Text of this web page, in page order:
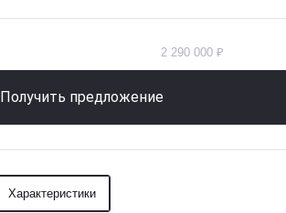
2 290 000 ₽
Получить предложение
Характеристики